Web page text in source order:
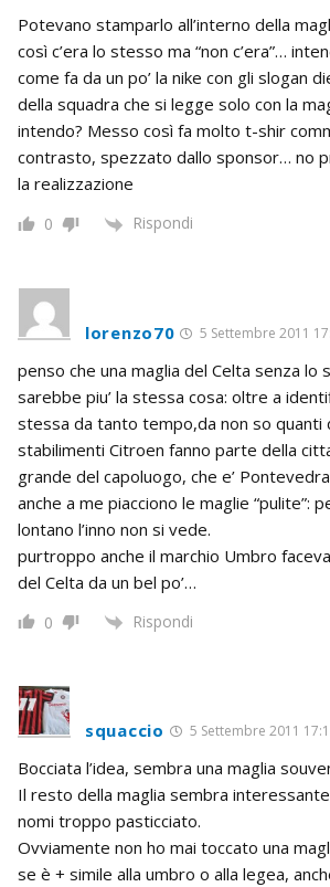
Potevano stamparlo all’interno della
così c’era lo stesso ma “non c’era”…
come fa da un po’ la nike con gli slogan
della squadra che si legge solo con la
intendo? Messo così fa molto t-shir
contrasto, spezzato dallo sponsor… no
la realizzazione
0 Rispondi
lorenzo70 5 Settembre 2011
penso che una maglia del Celta senza lo
sarebbe piu’ la stessa cosa: oltre a
stessa da tanto tempo,da non so quanti
stabilimenti Citroen fanno parte della
grande del capoluogo, che e’
anche a me piacciono le maglie “pulite”:
lontano l’inno non si vede.
purtroppo anche il marchio Umbro
del Celta da un bel po’…
0 Rispondi
squaccio 5 Settembre 2011
Bocciata l’idea, sembra una maglia
Il resto della maglia sembra
nomi troppo pasticciato.
Ovviamente non ho mai toccato una
se è + simile alla umbro o alla legea,